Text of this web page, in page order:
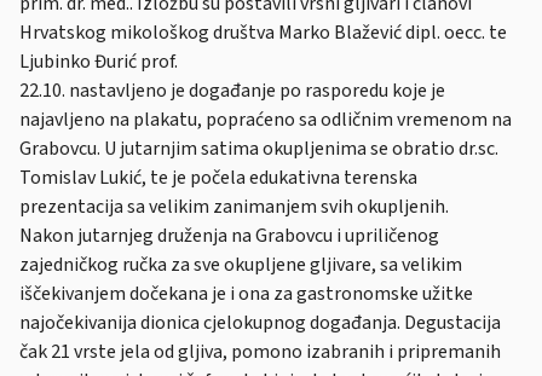
Hrvatskog mikološkog društva Marko Blažević dipl. oecc. te
Ljubinko Đurić prof.
22.10. nastavljeno je događanje po rasporedu koje je
najavljeno na plakatu, popraćeno sa odličnim vremenom na
Grabovcu. U jutarnjim satima okupljenima se obratio dr.sc.
Tomislav Lukić, te je počela edukativna terenska
prezentacija sa velikim zanimanjem svih okupljenih.
Nakon jutarnjeg druženja na Grabovcu i upriličenog
zajedničkog ručka za sve okupljene gljivare, sa velikim
iščekivanjem dočekana je i ona za gastronomske užitke
najočekivanija dionica cjelokupnog događanja. Degustacija
čak 21 vrste jela od gljiva, pomono izabranih i pripremanih